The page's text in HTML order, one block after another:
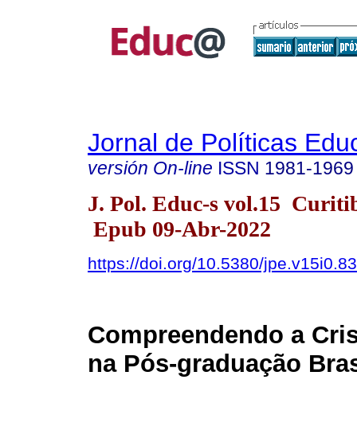
Jornal de Políticas
versión On-line ISSN 1981-1969
J. Pol. Educ-s vol.15
Epub 09-Abr-2022
https://doi.org/10.5380/
Compreendendo a
na Pós-graduação